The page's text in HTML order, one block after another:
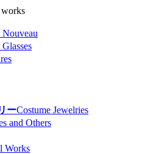
ーCostume Jewelries
and Others
Works